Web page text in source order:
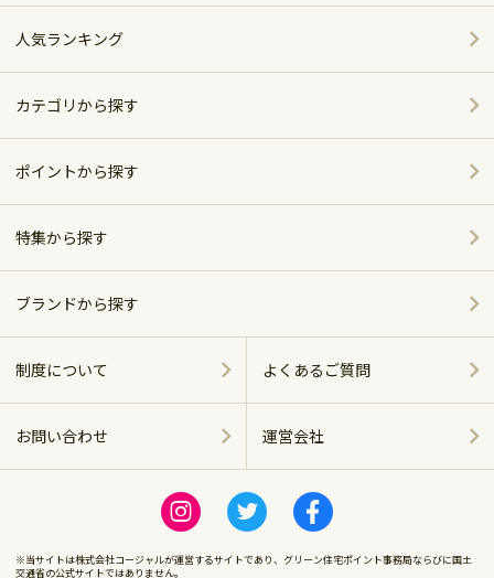
人気ランキング
カテゴリから探す
家電
家具・インテリア
ホーム＆キッチン
アウトドア・スポーツ
グルメ・スイーツ
感染症対策
ポイントから探す
～5,000pt
5,001～10,000pt
10,001～20,000pt
20,001～30,000pt
50,001～100,000pt
特集から探す
ポイント別おすすめ商品
おしゃれで便利なキッチンアイテム
ベッド特集
ビール特集
ブランドから探す
シャープ
パナソニック
ロゴス
制度について よくあるご質問
商品に関する
お問い合わせ 運営会社
※当サイトは株式会社コージャルが運営するサイトであり、グリーン住宅ポイント事務局ならびに国土
交通省の公式サイトではありません。